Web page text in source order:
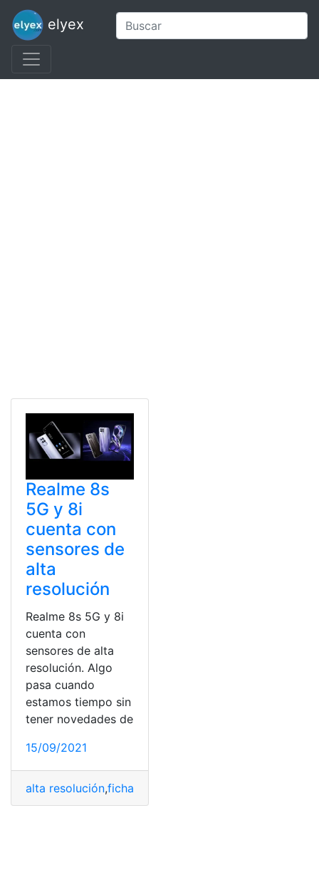
elyex
Realme 8s
5G y 8i
cuenta con
sensores de
alta
resolución
Realme 8s 5G y 8i
cuenta con
sensores de alta
resolución. Algo
pasa cuando
estamos tiempo sin
tener novedades de
15/09/2021
alta resolución,ficha técnica